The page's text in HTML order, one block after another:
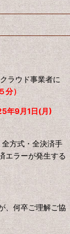
ラウド事業者に
分）
年9月1日(月)
方式・全決済手
エラーが発生する
、何卒ご理解ご協